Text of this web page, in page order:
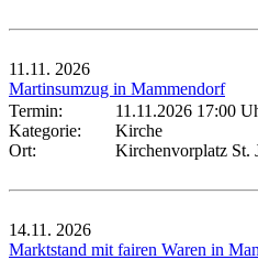
11.11. 2026
Martinsumzug in Mammendorf
Termin:
11.11.2026 17:00
Kategorie:
Kirche
Ort:
Kirchenvorplatz St.
14.11. 2026
Marktstand mit fairen Waren in